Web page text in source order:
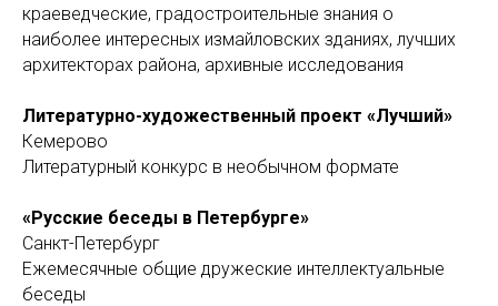
краеведческие, градостроительные знания о
наиболее интересных измайловских зданиях, лучших
архитекторах района, архивные исследования
Литературно-художественный проект «Лучший»
Кемерово
Литературный конкурс в необычном формате
«Русские беседы в Петербурге»
Санкт-Петербург
Ежемесячные общие дружеские интеллектуальные
беседы